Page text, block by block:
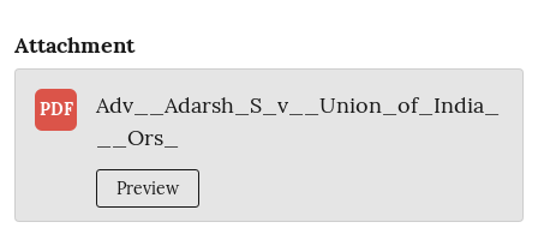
Attachment
PDF
Adv__Adarsh_S_v__Union_of_India_
__Ors_
Preview